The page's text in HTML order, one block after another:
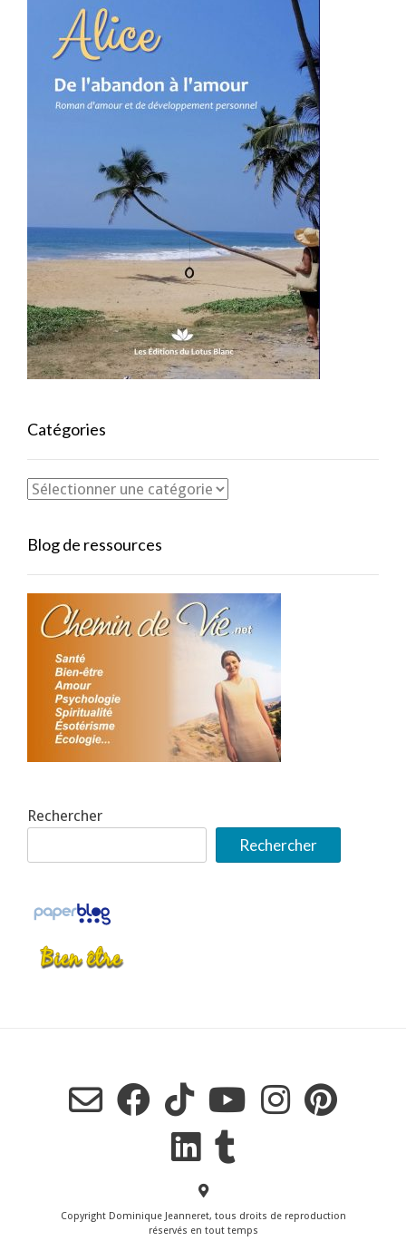
Catégories
Blog de ressources
Rechercher
Rechercher
Copyright Dominique Jeanneret, tous droits de reproduction
réservés en tout temps